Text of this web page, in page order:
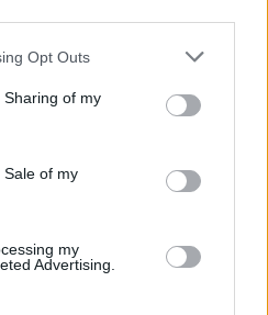
Opt Outs
of my
of my
my
Advertising.